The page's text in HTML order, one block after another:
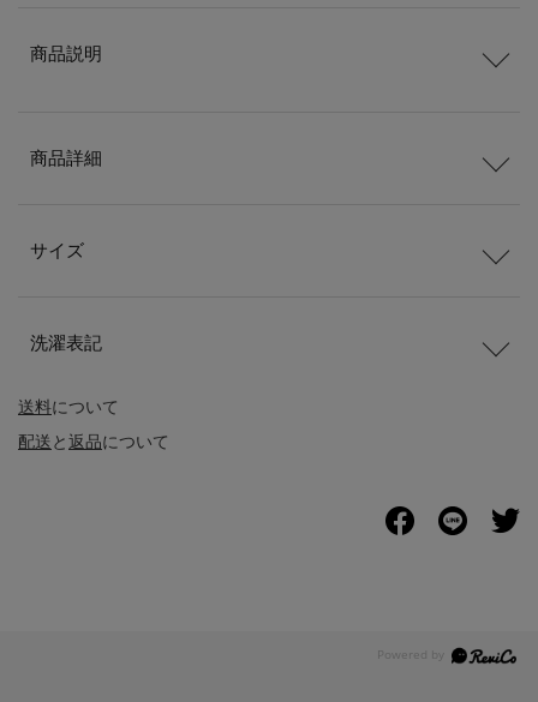
送料について
配送と返品について
商品説明
商品詳細
サイズ
洗濯表記